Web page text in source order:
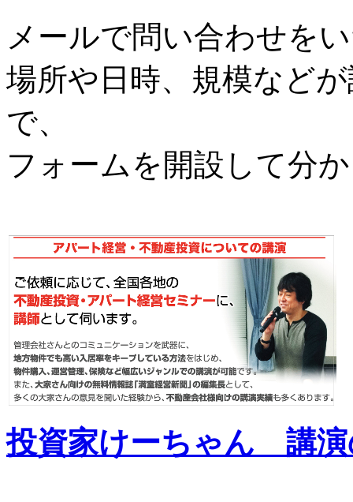
メールで問い合わせを
場所や日時、規模など
で、
フォームを開設して分
投資家けーちゃん 講演